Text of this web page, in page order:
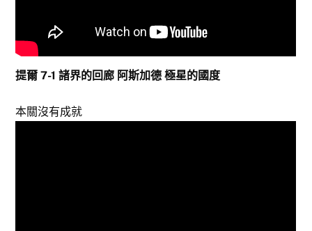
提爾 7-1 諸界的回廊 阿斯加德 極星的國度
本關沒有成就